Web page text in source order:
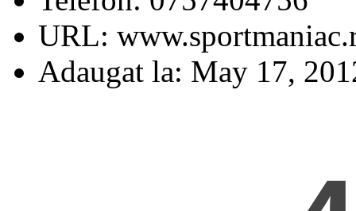
URL:
Adaugat la: May 17,